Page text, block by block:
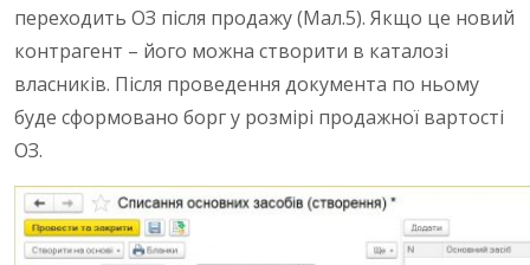
переходить ОЗ після продажу (Мал.5). Якщо це новий
контрагент – його можна створити в каталозі
власників. Після проведення документа по ньому
буде сформовано борг у розмірі продажної вартості
ОЗ.